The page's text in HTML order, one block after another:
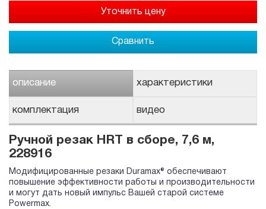
Сравнить
описание характеристики
комплектация видео
Ручной резак HRT в сборе, 7,6 м,
228916
Модифицированные резаки Duramax® обеспечивают
повышение эффективности работы и производительности
и могут дать новый импульс Вашей старой системе
Powermax.